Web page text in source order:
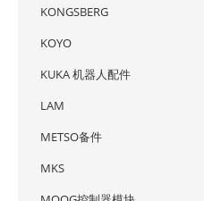
KONGSBERG
KOYO
KUKA 机器人配件
LAM
METSO备件
MKS